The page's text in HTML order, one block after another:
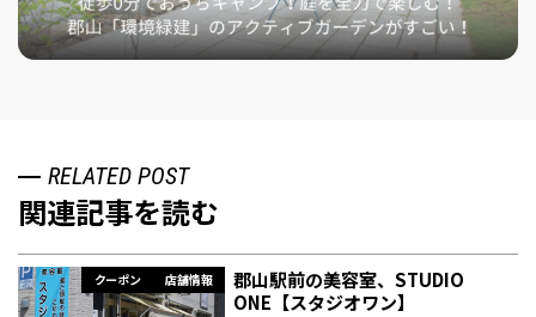
RELATED POST
関連記事を読む
クーポン 店舗情報
郡山駅前の美容室、STUDIO
ONE【スタジオワン】